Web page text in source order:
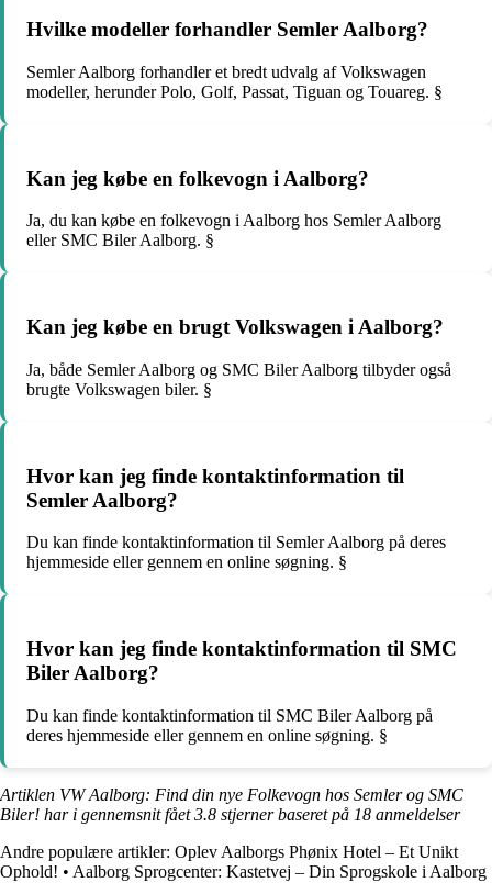
Hvilke modeller forhandler Semler Aalborg?
Semler Aalborg forhandler et bredt udvalg af Volkswagen
modeller, herunder Polo, Golf, Passat, Tiguan og Touareg. §
Kan jeg købe en folkevogn i Aalborg?
Ja, du kan købe en folkevogn i Aalborg hos Semler Aalborg
eller SMC Biler Aalborg. §
Kan jeg købe en brugt Volkswagen i Aalborg?
Ja, både Semler Aalborg og SMC Biler Aalborg tilbyder også
brugte Volkswagen biler. §
Hvor kan jeg finde kontaktinformation til
Semler Aalborg?
Du kan finde kontaktinformation til Semler Aalborg på deres
hjemmeside eller gennem en online søgning. §
Hvor kan jeg finde kontaktinformation til SMC
Biler Aalborg?
Du kan finde kontaktinformation til SMC Biler Aalborg på
deres hjemmeside eller gennem en online søgning. §
Artiklen VW Aalborg: Find din nye Folkevogn hos Semler og SMC
Biler! har i gennemsnit fået3.8 stjerner baseret på 18 anmeldelser
Andre populære artikler: Oplev Aalborgs Phønix Hotel – Et Unikt
Ophold! • Aalborg Sprogcenter: Kastetvej – Din Sprogskole i Aalborg